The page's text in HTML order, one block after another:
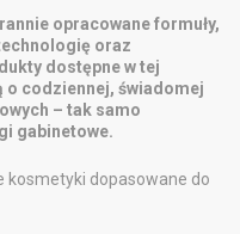
opracowane formuły,
oraz
dostępne w tej
o codziennej, świadomej
– tak samo
gabinetowe.
kosmetyki dopasowane do